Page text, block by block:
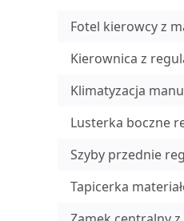
Fotel kierowcy z
Kierownica z
Klimatyzacja
Lusterka boczne
Szyby przednie
Tapicerka